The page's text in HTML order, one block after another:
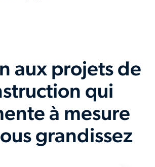
aux projets de
qui
à mesure
grandissez